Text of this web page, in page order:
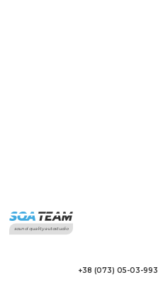
+38 (073) 05-03-993
sound quality autostudio